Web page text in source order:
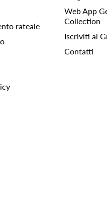
rateale
Web App
Collection
Iscriviti al
Contatti